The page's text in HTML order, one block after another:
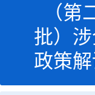
（第
批）
政策